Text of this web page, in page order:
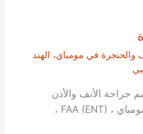
والحنجرة في مومباي، الهند
جراحة الأنف والأذن
والحنجرة ماجستير (ENT) ، جامعة مومباي ، FAA (ENT) ،